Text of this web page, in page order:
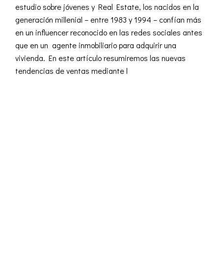
estudio sobre jóvenes y Real Estate, los nacidos en la
generación millenial – entre 1983 y 1994 – confían más
en un influencer reconocido en las redes sociales antes
que en un agente inmobiliario para adquirir una
vivienda. En este artículo resumiremos las nuevas
tendencias de ventas mediante l